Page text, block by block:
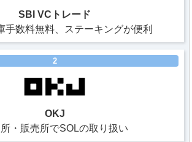
SBI VCトレード
手数料無料、ステーキングが便利
2
OKJ
・販売所でSOLの取り扱い